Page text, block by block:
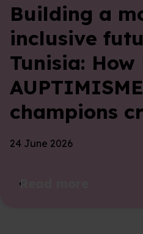
Building a
inclusive
Tunisia: How
AUPTIMISME
champions
24 June 2026
Read more